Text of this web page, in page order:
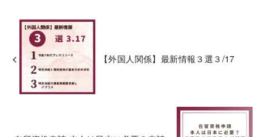
【外国人関係】最新情報３選３/17